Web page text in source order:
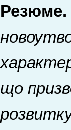
Резюме.
що